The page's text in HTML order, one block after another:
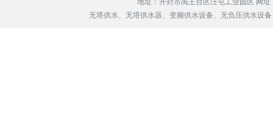
地址：开封市禹王台区汪屯工业园区 网址
无塔供水、无塔供水器、变频供水设备、无负压供水设